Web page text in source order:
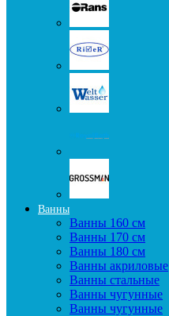
Ванны
Ванны 160 см
Ванны 170 см
Ванны 180 см
Ванны акриловые
Ванны стальные
Ванны чугунные
Ванны чугунные